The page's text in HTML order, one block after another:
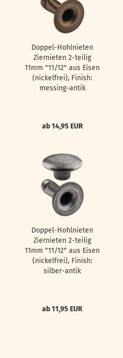
Doppel-Hohlnieten
Ziernieten 2-teilig
11mm "11/12" aus Eisen
(nickelfrei), Finish:
messing-antik
ab 14,95 EUR
Doppel-Hohlnieten
Ziernieten 2-teilig
11mm "11/12" aus Eisen
(nickelfrei), Finish:
silber-antik
ab 11,95 EUR